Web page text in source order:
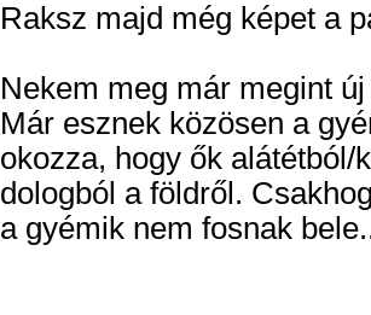
Raksz majd még képet a
Nekem meg már megint
Már esznek közösen a
okozza, hogy ők
dologból a földről.
a gyémik nem fosnak